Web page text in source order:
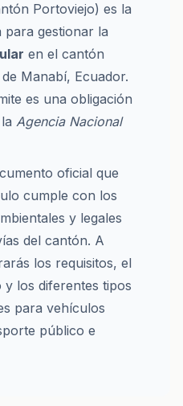
Portoviejo) es la
para gestionar la
en el cantón
Manabí, Ecuador.
es una obligación
Agencia Nacional
oficial que
cumple con los
y legales
del cantón. A
los requisitos, el
los diferentes tipos
para vehículos
público e